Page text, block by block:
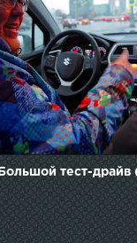
тест-драйв